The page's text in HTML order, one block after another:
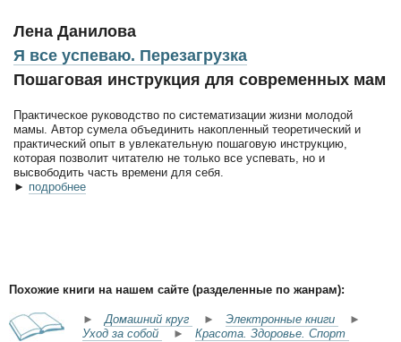
Лена Данилова
Я все успеваю. Перезагрузка
Пошаговая инструкция для современных мам
Практическое руководство по систематизации жизни молодой
мамы. Автор сумела объединить накопленный теоретический и
практический опыт в увлекательную пошаговую инструкцию,
которая позволит читателю не только все успевать, но и
высвободить часть времени для себя.
► подробнее
Похожие книги на нашем сайте (разделенные по жанрам):
►Домашний круг ► Электронные книги
►
Уход за собой
► Красота. Здоровье. Спорт